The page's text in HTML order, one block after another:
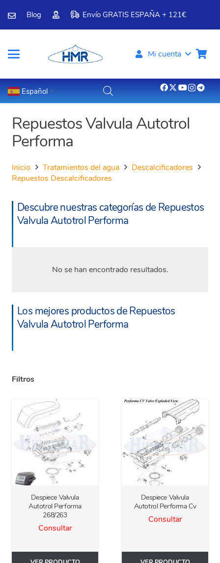
Blog Envío GRATIS ESPAÑA + 121€
Mi cuenta
Español ▼
Repuestos Valvula Autotrol
Performa
Inicio Tratamientos del agua
Descalcificadores
Repuestos Descalcificadores
Descubre nuestras categorías de Repuestos
Valvula Autotrol Performa
No se han encontrado resultados.
Los mejores productos de Repuestos
Valvula Autotrol Performa
Filtros
Despiece Valvula
Autotrol Performa
268/263
Consultar
Despiece Valvula
Autotrol Performa Cv
Consultar